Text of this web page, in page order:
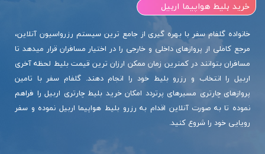
خرید بلیط هواپیما اربیل
خانواده گلفام سفر با بهره گیری از جامع ترین سیستم رزرواسیون آنلاین،
مرجع کاملی از پروازهای داخلی و خارجی را در اختیار مسافران قرار میدهد تا
مسافران بتوانند در کمترین زمان ممکن ارزان ترین قیمت بلیط لحظه آخری
اربیل را انتخاب و رزرو بلیط خود را انجام دهند. گلفام سفر با تامین
پروازهای چارتری مسیرهای پرتردد امکان خرید بلیط چارتری اربیل را فراهم
نموده تا به صورت آنلاین اقدام به رزرو بلیط هواپیما اربیل نموده و سفر
رویایی خود را شروع کنید.